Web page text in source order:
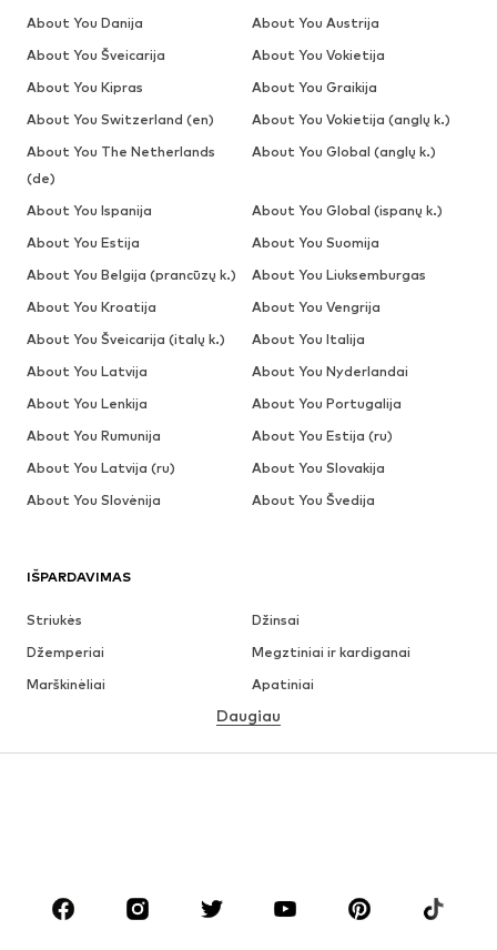
IŠPARDAVIMAS
Striukės
Džinsai
Džemperiai
Megztiniai ir kardiganai
Marškinėliai
Apatiniai
Marškiniai
DRABUŽIAI
Daugiau
About You Danija
About You Austrija
About You Šveicarija
About You Vokietija
About You Kipras
About You Graikija
About You Switzerland (en)
About You Vokietija (anglų k.)
About You The Netherlands
(de)
About You Global (anglų k.)
About You Ispanija
About You Global (ispanų k.)
About You Estija
About You Suomija
About You Belgija (prancūzų k.)
About You Liuksemburgas
About You Kroatija
About You Vengrija
About You Šveicarija (italų k.)
About You Italija
About You Latvija
About You Nyderlandai
About You Lenkija
About You Portugalija
About You Rumunija
About You Estija (ru)
About You Latvija (ru)
About You Slovakija
About You Slovėnija
About You Švedija